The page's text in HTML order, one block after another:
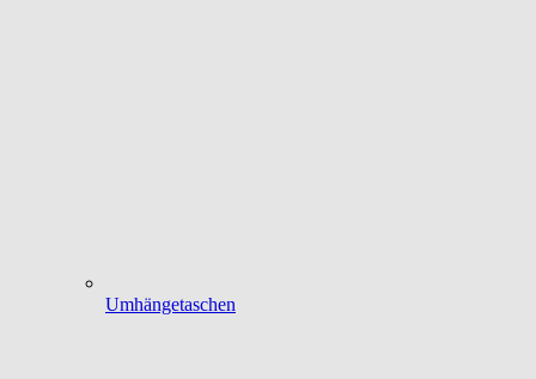
Umhängetaschen